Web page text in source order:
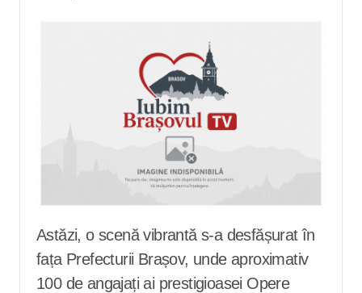
Astăzi, o scenă vibrantă s-a desfășurat în
fața Prefecturii Brașov, unde aproximativ
100 de angajați ai prestigioasei Opere